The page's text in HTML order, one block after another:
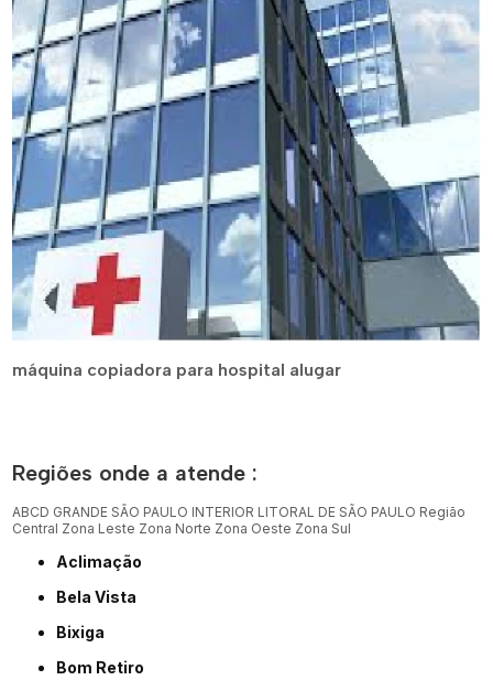
máquina copiadora para hospital alugar
Regiões onde a atende :
ABCD GRANDE SÃO PAULO INTERIOR LITORAL DE SÃO PAULO Região
Central Zona Leste Zona Norte Zona Oeste Zona Sul
Aclimação
Bela Vista
Bixiga
Bom Retiro